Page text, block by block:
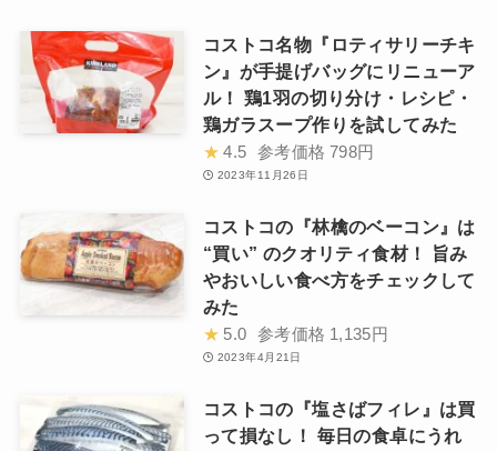
コストコ名物『ロティサリーチキ
ン』が手提げバッグにリニューア
ル！ 鶏1羽の切り分け・レシピ・
鶏ガラスープ作りを試してみた
★ 4.5 参考価格 798円
2023年11月26日
コストコの『林檎のベーコン』は
“買い” のクオリティ食材！ 旨み
やおいしい食べ方をチェックして
みた
★ 5.0 参考価格 1,135円
2023年4月21日
コストコの『塩さばフィレ』は買
って損なし！ 毎日の食卓にうれ